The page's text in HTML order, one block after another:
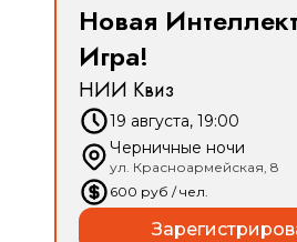
Новая
Игра!
НИИ Квиз
19 августа, 19:00
Черничные ночи
ул. Красноармейская, 8
600 руб / чел.